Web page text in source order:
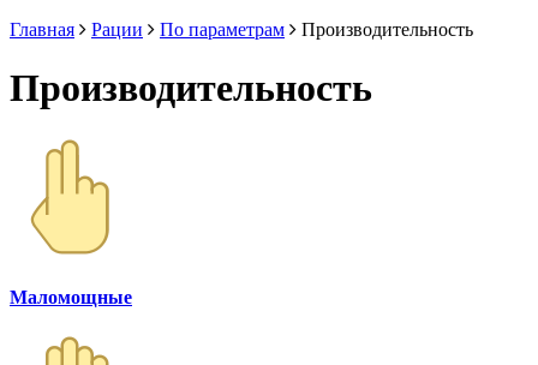
Главная
Рации По параметрам Производительность
Производительность
Маломощные